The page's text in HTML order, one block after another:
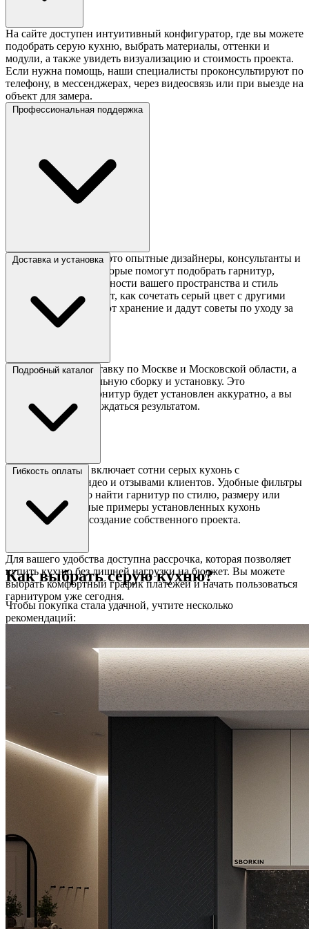
На сайте доступен интуитивный конфигуратор, где вы можете
подобрать серую кухню, выбрать материалы, оттенки и
модули, а также увидеть визуализацию и стоимость проекта.
Если нужна помощь, наши специалисты проконсультируют по
телефону, в мессенджерах, через видеосвязь или при выезде на
объект для замера.
Профессиональная поддержка
Команда Сборкин — это опытные дизайнеры, консультанты и
сборщики кухонь, которые помогут подобрать гарнитур,
учитывающий особенности вашего пространства и стиль
жизни. Они подскажут, как сочетать серый цвет с другими
оттенками, организуют хранение и дадут советы по уходу за
Доставка и установка
Мы предлагаем доставку по Москве и Московской области, а
также профессиональную сборку и установку. Это
гарантирует, что гарнитур будет установлен аккуратно, а вы
сможете сразу наслаждаться результатом.
Подробный каталог
Каталог Сборкин включает сотни серых кухонь с
фотографиями, видео и отзывами клиентов. Удобные фильтры
позволяют быстро найти гарнитур по стилю, размеру или
материалу. Реальные примеры установленных кухонь
вдохновят вас на создание собственного проекта.
Гибкость оплаты
Для вашего удобства доступна рассрочка, которая позволяет
купить кухню без лишней нагрузки на бюджет. Вы можете
выбрать комфортный график платежей и начать пользоваться
гарнитуром уже сегодня.
Как выбрать серую кухню?
Чтобы покупка стала удачной, учтите несколько
рекомендаций: